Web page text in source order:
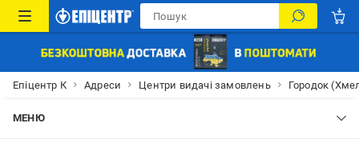
Епіцентр К Адреси Центри видачі замовлень Городок
МЕНЮ